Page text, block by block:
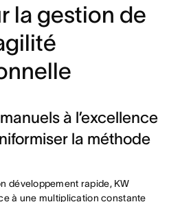
la gestion de
à l’excellence
la méthode
développement rapide, KW
à une multiplication constante